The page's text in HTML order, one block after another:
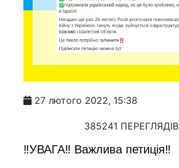
27 лютого 2022, 15:38
385241 ПЕРЕГЛЯДІВ
‼️УВАГА‼️ Важлива петиція‼️